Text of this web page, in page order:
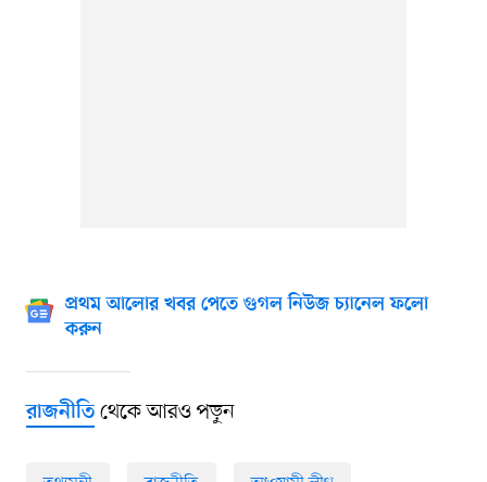
প্রথম আলোর খবর পেতে গুগল নিউজ চ্যানেল ফলো
করুন
রাজনীতিথেকে আরও পড়ুন